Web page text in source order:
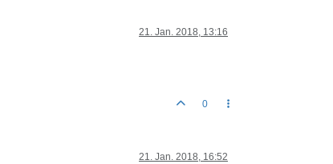
21. Jan. 2018, 13:16
0
21. Jan. 2018, 16:52